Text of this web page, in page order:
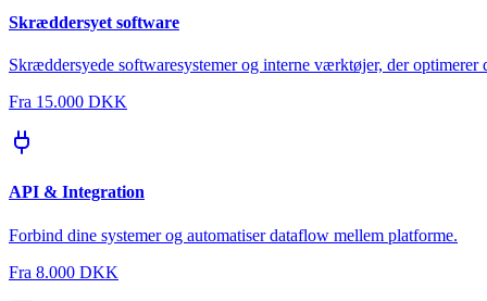
Skræddersyet software
Skræddersyede softwaresystemer og interne værktøjer, der optimerer
Fra 15.000 DKK
API & Integration
Forbind dine systemer og automatiser dataflow mellem platforme.
Fra 8.000 DKK